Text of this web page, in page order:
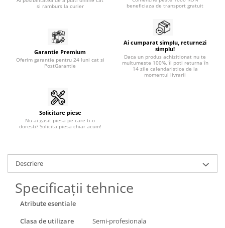
si ramburs la curier
beneficiaza de transport gratuit
Garantie Premium
Oferim garantie pentru 24 luni cat si
PostGarantie
Ai cumparat simplu, returnezi
simplu!
Daca un produs achizitionat nu te
multumeste 100%, îl poti returna în
14 zile calendaristice de la
momentul livrarii
Solicitare piese
Nu ai gasit piesa pe care ti-o
doresti? Solicita piesa chiar acum!
Descriere
Specificații tehnice
Atribute esentiale
Clasa de utilizare
Semi-profesionala